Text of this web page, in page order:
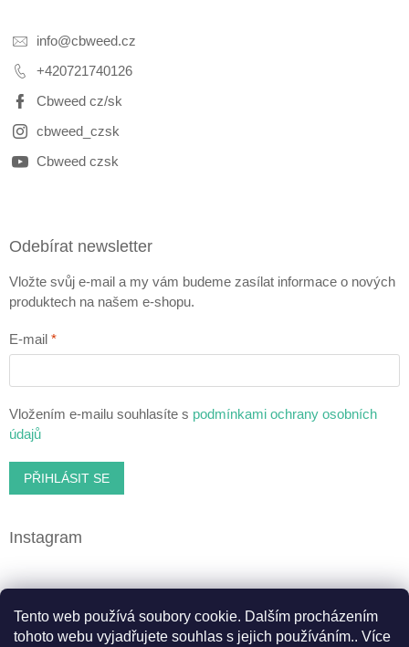
Tento web používá soubory cookie. Dalším procházením
tohoto webu vyjadřujete souhlas s jejich používáním.. Více
info@cbweed.cz
+420721740126
Cbweed cz/sk
cbweed_czsk
Cbweed czsk
Odebírat newsletter
Vložte svůj e-mail a my vám budeme zasílat informace o nových
produktech na našem e-shopu.
E-mail
Vložením e-mailu souhlasíte s podmínkami ochrany osobních
údajů
PŘIHLÁSIT SE
Instagram
Facebook